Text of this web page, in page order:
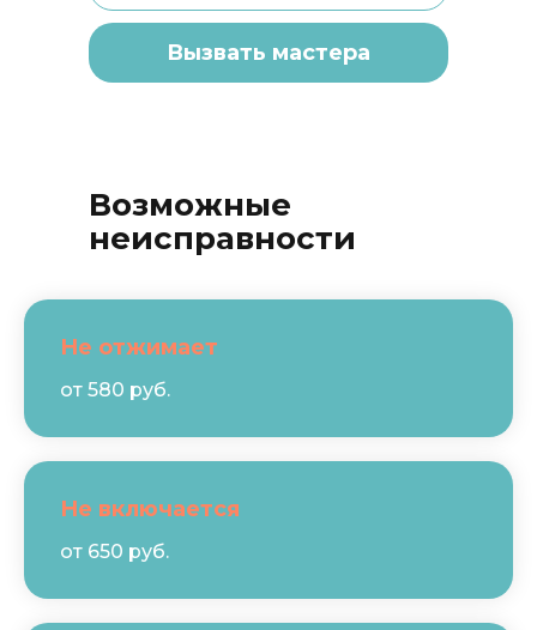
Вызвать мастера
Возможные
неисправности
Не отжимает
от 580 руб.
Не включается
от 650 руб.